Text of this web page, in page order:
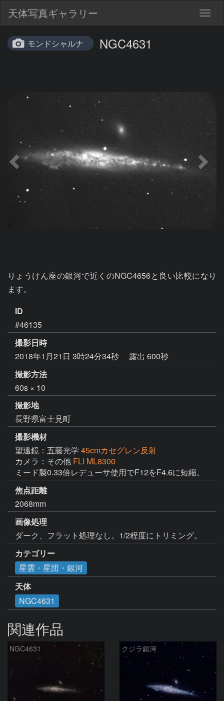
天体写真ギャラリー
モンドシャルナ NGC4631
りょうけん座の銀河で近くのNGC4656と良い比較になり
ます。
ID
#46135
撮影日時
2018年1月21日 3時24分34秒
露出 600秒
撮影方法
60s × 10
撮影地
長野県富士見町
撮影機材
望遠鏡：五藤光学 45cmカセグレン反射
カメラ：その他 FLI ML8300
ミード製0.33倍レデューサ使用でF12をF4.6に短縮。
焦点距離
2068mm
画像処理
ダーク、フラット処理なし。1/2程度にトリミング。
カテゴリー
星雲・星団・銀河
天体
NGC4631
関連作品
NGC4631 クジラ銀河